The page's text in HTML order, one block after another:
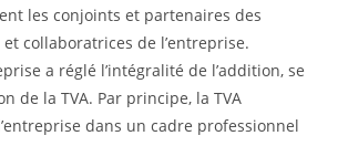
les conjoints et partenaires des
collaboratrices de l’entreprise.
a réglé l’intégralité de l’addition, se
de la TVA. Par principe, la TVA
dans un cadre professionnel